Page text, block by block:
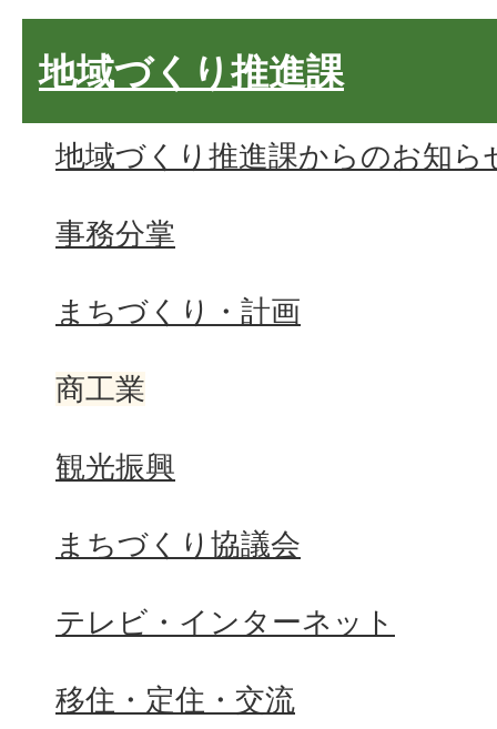
地域づくり推進課
地域づくり推進課からのお知ら
事務分掌
まちづくり・計画
商工業
観光振興
まちづくり協議会
テレビ・インターネット
移住・定住・交流